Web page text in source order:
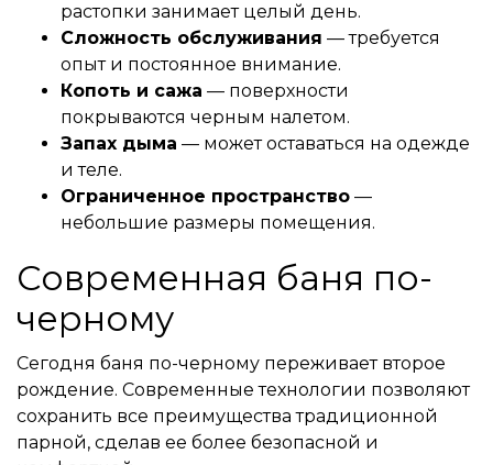
растопки занимает целый день.
Сложность обслуживания — требуется
опыт и постоянное внимание.
Копоть и сажа — поверхности
покрываются черным налетом.
Запах дыма — может оставаться на одежде
и теле.
Ограниченное пространство —
небольшие размеры помещения.
Современная баня по-
черному
Сегодня баня по-черному переживает второе
рождение. Современные технологии позволяют
сохранить все преимущества традиционной
парной, сделав ее более безопасной и